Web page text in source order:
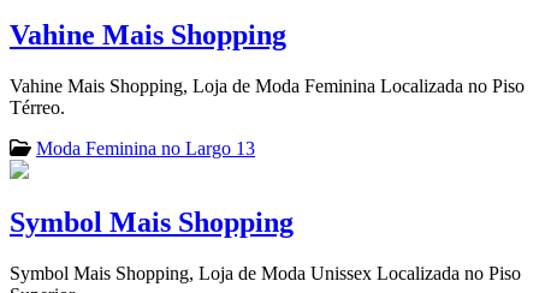
Vahine Mais Shopping
Vahine Mais Shopping, Loja de Moda Feminina Localizada no Piso
Térreo.
Moda Feminina no Largo 13
Symbol Mais Shopping
Symbol Mais Shopping, Loja de Moda Unissex Localizada no Piso